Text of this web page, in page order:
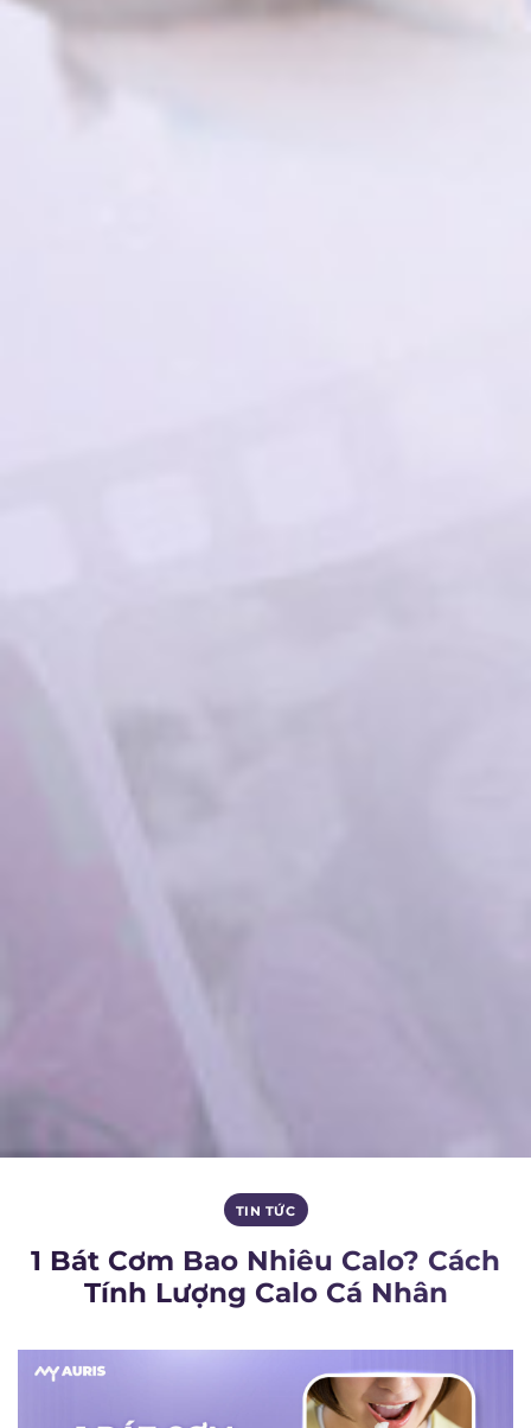
TIN TỨC
1 Bát Cơm Bao Nhiêu Calo? Cách
Tính Lượng Calo Cá Nhân